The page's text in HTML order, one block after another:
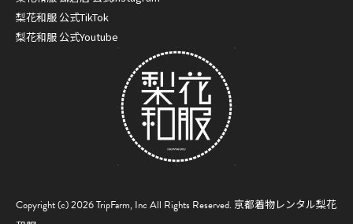
Copyright (c) 2026 TripFarm, Inc All Rights Reserved. 京都着物レンタル梨花
梨花和服 公式TikTok
梨花和服 公式Youtube